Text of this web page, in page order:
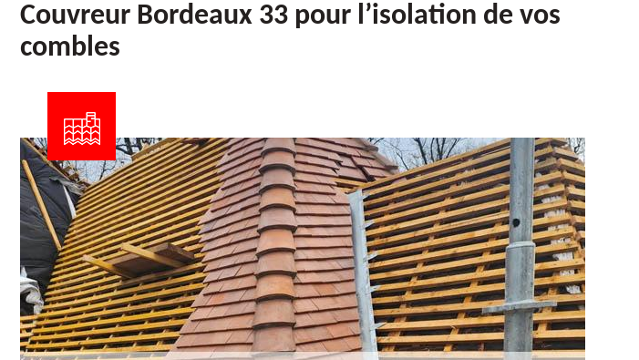
Couvreur Bordeaux 33 pour l’isolation de vos
combles